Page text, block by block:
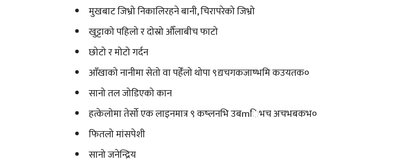
मुखबाट जिभ्रो निकालिरहने बानी, चिरापरेको जिभ्रो
खुट्टाको पहिलो र दोस्रो औँलाबीच फाटो
छोटो र मोटो गर्दन
आँखाको नानीमा सेतो वा पहेँलो थोपा ९द्यचगकजाष्भमि कउयतक०
सानो तल जोडिएको कान
हत्केलोमा तेर्सो एक लाइनमात्र ९ कष्लनभि उबmिभच अचभबकभ०
फितलो मांसपेशी
सानो जनेन्द्रिय